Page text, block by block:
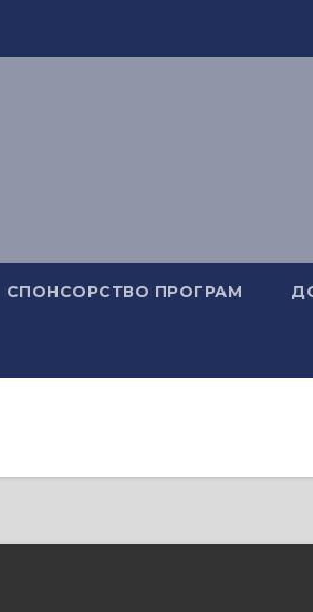
СПОНСОРСТВО ПРОГРАМ